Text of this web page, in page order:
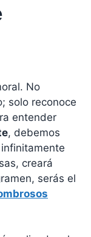
No
solo reconoce
entender
, debemos
creará
serás el